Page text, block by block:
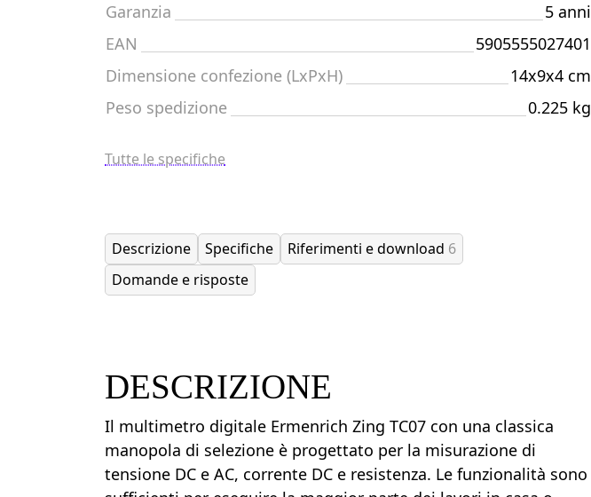
Garanzia
5 anni
EAN
5905555027401
Dimensione confezione (LxPxH)
14x9x4 cm
Peso spedizione
0.225 kg
Tutte le specifiche
Descrizione Specifiche Riferimenti e download 6
Domande e risposte
DESCRIZIONE
Il multimetro digitale Ermenrich Zing TC07 con una classica
manopola di selezione è progettato per la misurazione di
tensione DC e AC, corrente DC e resistenza. Le funzionalità sono